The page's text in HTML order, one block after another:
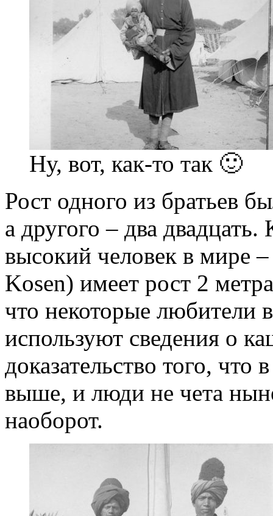
Ну, вот, как-то так 🙂
Рост одного из братьев
а другого – два
высокий человек в мире
Kosen) имеет рост 2
что некоторые любители
используют сведения о
доказательство того,
выше, и люди не чета
наоборот.